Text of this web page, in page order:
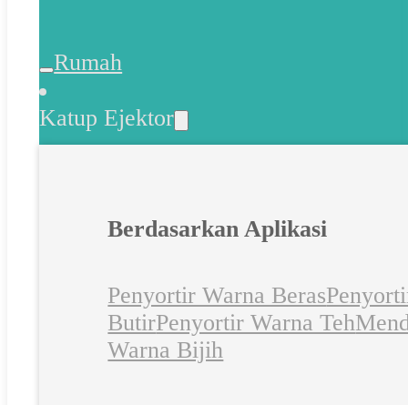
Rumah
Katup Ejektor
Berdasarkan Aplikasi
Penyortir Warna Beras
ButirPenyortir Warna Teh
Warna Bijih